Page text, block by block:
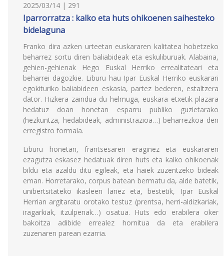
2025/03/14 | 291
Iparrorratza : kalko eta huts ohikoenen saihesteko
bidelaguna
Franko dira azken urteetan euskararen kalitatea hobetzeko
beharrez sortu diren baliabideak eta eskuliburuak. Alabaina,
gehien-gehienak Hego Euskal Herriko errealitateari eta
beharrei dagozkie. Liburu hau Ipar Euskal Herriko euskarari
egokituriko baliabideen eskasia, partez bederen, estaltzera
dator. Hizkera zaindua du helmuga, euskara etxetik plazara
hedatuz doan honetan esparru publiko guzietarako
(hezkuntza, hedabideak, administrazioa…) beharrezkoa den
erregistro formala.
Liburu honetan, frantsesaren eraginez eta euskararen
ezagutza eskasez hedatuak diren huts eta kalko ohikoenak
bildu eta azaldu ditu egileak, eta haiek zuzentzeko bideak
eman. Horretarako, corpus batean bermatu da, alde batetik,
unibertsitateko ikasleen lanez eta, bestetik, Ipar Euskal
Herrian argitaratu orotako testuz (prentsa, herri-aldizkariak,
iragarkiak, itzulpenak…) osatua. Huts edo erabilera oker
bakoitza adibide errealez hornitua da eta erabilera
zuzenaren parean ezarria.